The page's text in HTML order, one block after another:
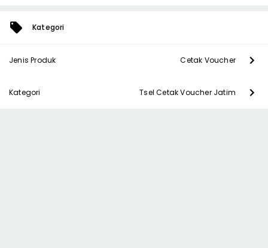
Kategori
Jenis Produk Cetak Voucher
Kategori Tsel Cetak Voucher Jatim